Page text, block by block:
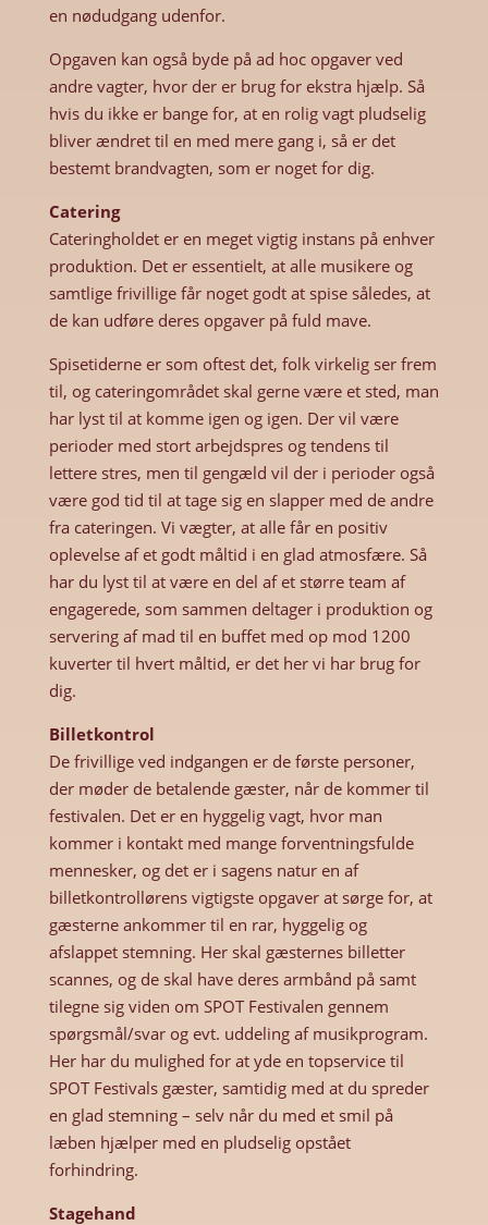
en nødudgang udenfor.
Opgaven kan også byde på ad hoc opgaver ved
andre vagter, hvor der er brug for ekstra hjælp. Så
hvis du ikke er bange for, at en rolig vagt pludselig
bliver ændret til en med mere gang i, så er det
bestemt brandvagten, som er noget for dig.
Catering
Cateringholdet er en meget vigtig instans på enhver
produktion. Det er essentielt, at alle musikere og
samtlige frivillige får noget godt at spise således, at
de kan udføre deres opgaver på fuld mave.
Spisetiderne er som oftest det, folk virkelig ser frem
til, og cateringområdet skal gerne være et sted, man
har lyst til at komme igen og igen. Der vil være
perioder med stort arbejdspres og tendens til
lettere stres, men til gengæld vil der i perioder også
være god tid til at tage sig en slapper med de andre
fra cateringen. Vi vægter, at alle får en positiv
oplevelse af et godt måltid i en glad atmosfære. Så
har du lyst til at være en del af et større team af
engagerede, som sammen deltager i produktion og
servering af mad til en buffet med op mod 1200
kuverter til hvert måltid, er det her vi har brug for
dig.
Billetkontrol
De frivillige ved indgangen er de første personer,
der møder de betalende gæster, når de kommer til
festivalen. Det er en hyggelig vagt, hvor man
kommer i kontakt med mange forventningsfulde
mennesker, og det er i sagens natur en af
billetkontrollørens vigtigste opgaver at sørge for, at
gæsterne ankommer til en rar, hyggelig og
afslappet stemning. Her skal gæsternes billetter
scannes, og de skal have deres armbånd på samt
tilegne sig viden om SPOT Festivalen gennem
spørgsmål/svar og evt. uddeling af musikprogram.
Her har du mulighed for at yde en topservice til
SPOT Festivals gæster, samtidig med at du spreder
en glad stemning – selv når du med et smil på
læben hjælper med en pludselig opstået
forhindring.
Stagehand